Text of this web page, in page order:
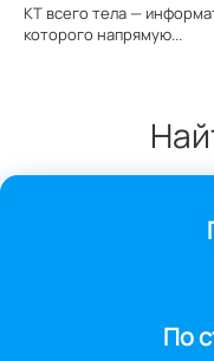
КТ всего тела —
которого напрямую...
По